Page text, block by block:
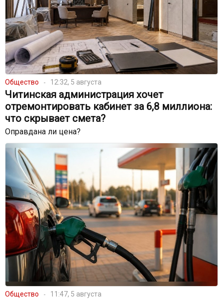
Общество 12:32, 5 августа
Читинская администрация хочет
отремонтировать кабинет за 6,8 миллиона:
что скрывает смета?
Оправдана ли цена?
Общество 11:47, 5 августа